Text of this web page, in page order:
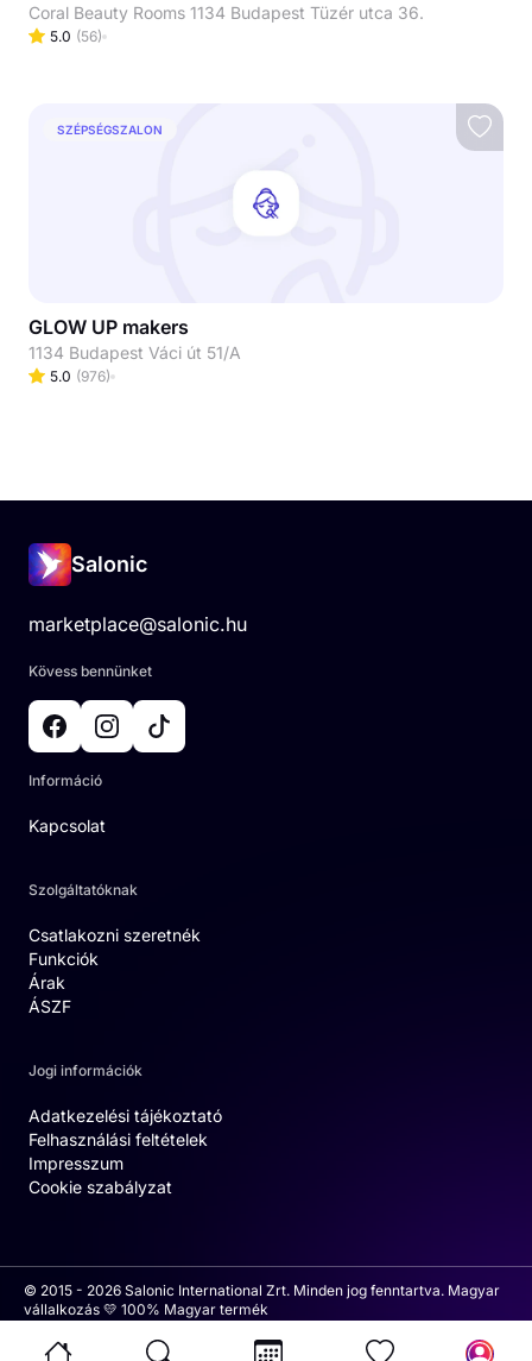
Coral Beauty Rooms 1134 Budapest Tüzér utca 36.
5.0 (56)
SZÉPSÉGSZALON
GLOW UP makers
1134 Budapest Váci út 51/A
5.0 (976)
Salonic
marketplace@salonic.hu
Kövess bennünket
Információ
Kapcsolat
Szolgáltatóknak
Csatlakozni szeretnék
Funkciók
Árak
ÁSZF
Jogi információk
Adatkezelési tájékoztató
Felhasználási feltételek
Impresszum
Cookie szabályzat
© 2015 - 2026 Salonic International Zrt. Minden jog fenntartva. Magyar
vállalkozás 💛 100% Magyar termék